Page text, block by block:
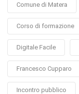
Comune di Matera
Corso di formazione
Digitale Facile
Francesco Cupparo
Incontro pubblico